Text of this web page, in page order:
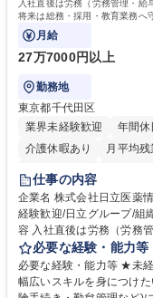
入社直後は労務（労務管理・給
将来は総務・採用・教育業務へ
ます。
月給
27万7000円以上
勤務地
東京都千代田区
業界未経験歓迎
年間
介護休暇あり
月平均
住宅手当あり
育休あり
完全週休2日
仕事の内容
企業名 株式会社日立医薬情報ソリュー
経験歓迎/日立グループ/組織
容 入社直後は労務（労務
任せいたします。将来は
営を支えるゼネラリストをめざせます。 ・初期
計算、社会保険対応、福
します。ご経験に応じて
必要な経験・能力等
必要な経験・能力等 ★未
幅広いスキルを身につけたい方におすすめ